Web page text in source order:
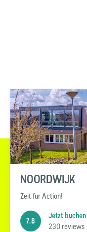
NOORDWIJK
Zeit für Action!
7.8
Jetzt buchen
230 reviews